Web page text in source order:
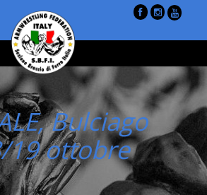
Bulciago
19 ottobre